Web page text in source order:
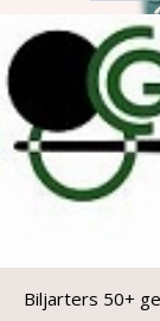
Biljarters 50+